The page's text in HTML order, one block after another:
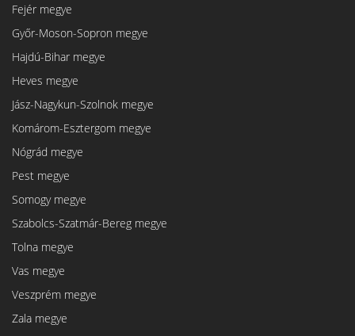
Fejér megye
Győr-Moson-Sopron megye
Hajdú-Bihar megye
Heves megye
Jász-Nagykun-Szolnok megye
Komárom-Esztergom megye
Nógrád megye
Pest megye
Somogy megye
Szabolcs-Szatmár-Bereg megye
Tolna megye
Vas megye
Veszprém megye
Zala megye